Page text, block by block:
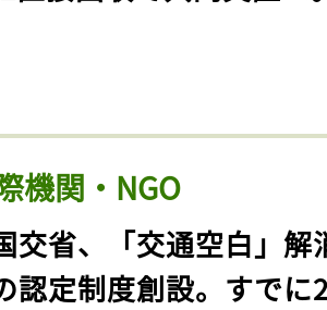
機関・NGO
交省、「交通空白」解
認定制度創設。すでに